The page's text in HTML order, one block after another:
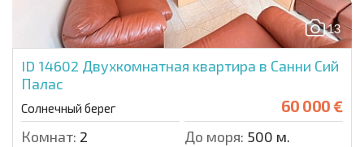
13
ID 14602 Двухкомнатная квартира в Санни Сий
Палас
Солнечный берег 60 000 €
Комнат: 2 До моря: 500 м.